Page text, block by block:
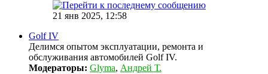
21 янв 2025, 12:58
Golf IV
Делимся опытом эксплуатации, ремонта и
обслуживания автомобилей Golf IV.
Модераторы: Glyma, Андрей Т.